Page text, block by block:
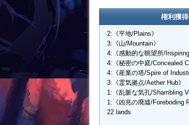
権利獲
2:《平地/Plains》
3:《山/Mountain》
4:《感動的な眺望所/Inspiring
4:《秘密の中庭/Concealed
4:《産業の塔/Spire of
3:《霊気拠点/Aether Hub》
1:《乱脈な気孔/Shambling
1:《凶兆の廃墟/Foreboding
22 lands